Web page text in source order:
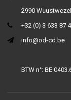
2990 Wuustwezel
+32 (0) 3 633 87
info@od-cd.be
BTW n°: BE